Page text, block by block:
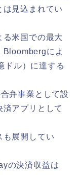
見込まれてい
る米国での最大
Bloombergによ
ドル）に達する
弁事業として設
アプリとして
も展開してい
の決済収益は